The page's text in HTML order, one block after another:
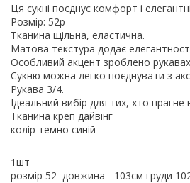
Ця сукні поєднує комфорт і
Розмір: 52р
Тканина щільна, еластична.
Матова текстура додає
Особливий акцент зроблено рукавах
Сукню можна легко поєднувати з
Рукава 3/4.
Ідеальний вибір для тих, хто
Тканина креп дайвінг
колір темно синій
1шт
розмір 52 довжина - 103см груди